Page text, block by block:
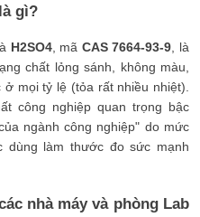
gì?
H2SO4, mã CAS 7664-93-9 , là
chất lỏng sánh, không màu,
mọi tỷ lệ (tỏa rất nhiều nhiệt).
công nghiệp quan trọng bậc
ngành công nghiệp" do mức
làm thước đo sức mạnh
nhà máy và phòng Lab